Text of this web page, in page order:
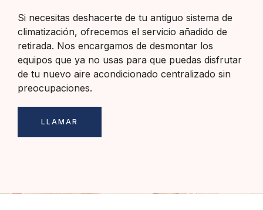
Si necesitas deshacerte de tu antiguo sistema de
climatización, ofrecemos el servicio añadido de
retirada. Nos encargamos de desmontar los
equipos que ya no usas para que puedas disfrutar
de tu nuevo aire acondicionado centralizado sin
preocupaciones.
LLAMAR